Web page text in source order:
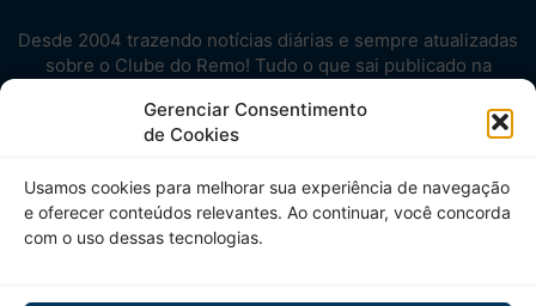
Gerenciar Consentimento
de Cookies
Usamos cookies para melhorar sua experiência de navegação
e oferecer conteúdos relevantes. Ao continuar, você concorda
com o uso dessas tecnologias.
Desde 2004 trazendo notícias diárias e sempre atualizadas
sobre o Clube do Remo! Tudo o que sai publicado na
Aproveite! Site não-oficial.
SIGA-NOS